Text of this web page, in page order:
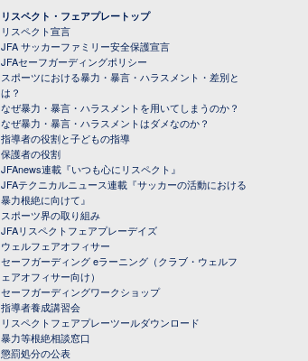
リスペクト・フェアプレートップ
リスペクト宣言
JFA サッカーファミリー安全保護宣言
JFAセーフガーディングポリシー
スポーツにおける暴力・暴言・ハラスメント・差別と
は？
なぜ暴力・暴言・ハラスメントを用いてしまうのか？
なぜ暴力・暴言・ハラスメントはダメなのか？
指導者の役割と子どもの指導
保護者の役割
JFAnews連載『いつも心にリスペクト』
JFAテクニカルニュース連載『サッカーの活動における
暴力根絶に向けて』
スポーツ界の取り組み
JFAリスペクトフェアプレーデイズ
ウェルフェアオフィサー
セーフガーディング eラーニング（クラブ・ウェルフ
ェアオフィサー向け）
セーフガーディングワークショップ
指導者養成講習会
リスペクトフェアプレーツールダウンロード
暴力等根絶相談窓口
懲罰処分の公表